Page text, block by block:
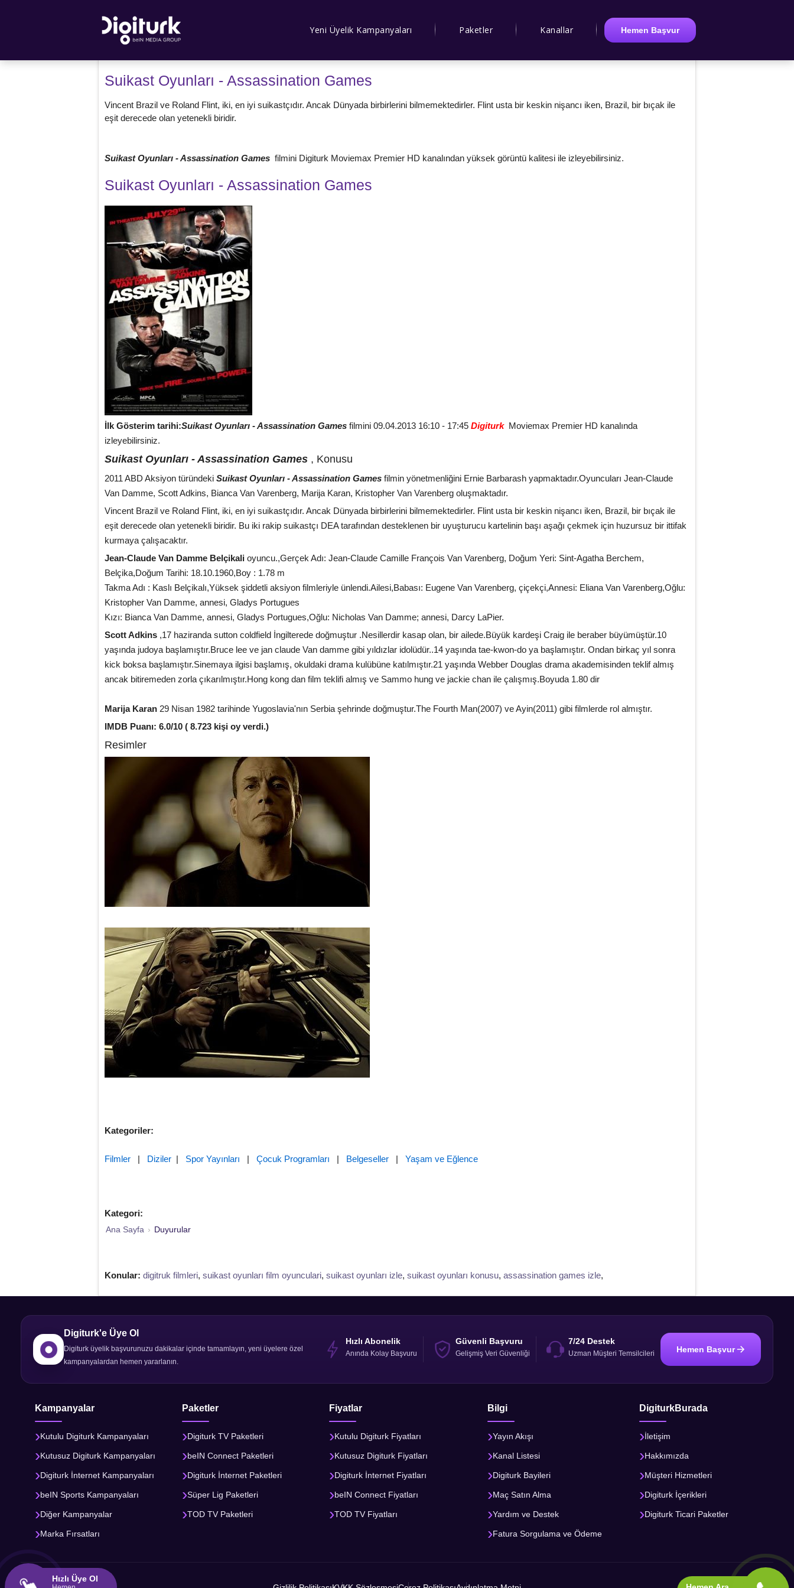
Yeni Üyelik Kampanyaları Paketler Kanallar Hemen Başvur
Suikast Oyunları - Assassination Games
Vincent Brazil ve Roland Flint, iki, en iyi suikastçıdır. Ancak Dünyada birbirlerini bilmemektedirler. Flint usta bir keskin nişancı iken, Brazil, bir bıçak ile
eşit derecede olan yetenekli biridir.
Suikast Oyunları - Assassination Games filmini Digiturk Moviemax Premier HD kanalından yüksek görüntü kalitesi ile izleyebilirsiniz.
Suikast Oyunları - Assassination Games
İlk Gösterim tarihi:Suikast Oyunları - Assassination Games filmini 09.04.2013 16:10 - 17:45 DigiturkMoviemax Premier HD kanalında
izleyebilirsiniz.
Suikast Oyunları - Assassination Games , Konusu
2011 ABD Aksiyon türündeki Suikast Oyunları - Assassination Games filmin yönetmenliğini Ernie Barbarash yapmaktadır.Oyuncuları Jean-Claude
Van Damme, Scott Adkins, Bianca Van Varenberg, Marija Karan, Kristopher Van Varenberg oluşmaktadır.
Vincent Brazil ve Roland Flint, iki, en iyi suikastçıdır. Ancak Dünyada birbirlerini bilmemektedirler. Flint usta bir keskin nişancı iken, Brazil, bir bıçak ile
eşit derecede olan yetenekli biridir. Bu iki rakip suikastçı DEA tarafından desteklenen bir uyuşturucu kartelinin başı aşağı çekmek için huzursuz bir ittifak
kurmaya çalışacaktır.
Jean-Claude Van Damme Belçikali oyuncu.,Gerçek Adı: Jean-Claude Camille François Van Varenberg, Doğum Yeri: Sint-Agatha Berchem,
Belçika,Doğum Tarihi: 18.10.1960,Boy : 1.78 m
Takma Adı : Kaslı Belçikalı,Yüksek şiddetli aksiyon filmleriyle ünlendi.Ailesi,Babası: Eugene Van Varenberg, çiçekçi,Annesi: Eliana Van Varenberg,Oğlu:
Kristopher Van Damme, annesi, Gladys Portugues
Kızı: Bianca Van Damme, annesi, Gladys Portugues,Oğlu: Nicholas Van Damme; annesi, Darcy LaPier.
Scott Adkins ,17 haziranda sutton coldfield İngilterede doğmuştur .Nesillerdir kasap olan, bir ailede.Büyük kardeşi Craig ile beraber büyümüştür.10
yaşında judoya başlamıştır.Bruce lee ve jan claude Van damme gibi yıldızlar idolüdür..14 yaşında tae-kwon-do ya başlamıştır. Ondan birkaç yıl sonra
kick boksa başlamıştır.Sinemaya ilgisi başlamış, okuldaki drama kulübüne katılmıştır.21 yaşında Webber Douglas drama akademisinden teklif almış
ancak bitiremeden zorla çıkarılmıştır.Hong kong dan film teklifi almış ve Sammo hung ve jackie chan ile çalışmış.Boyuda 1.80 dir
Marija Karan 29 Nisan 1982 tarihinde Yugoslavia'nın Serbia şehrinde doğmuştur.The Fourth Man(2007) ve Ayin(2011) gibi filmlerde rol almıştır.
IMDB Puanı: 6.0/10 ( 8.723 kişi oy verdi.)
Resimler
Kategoriler:
Filmler | Diziler | Spor Yayınları | Çocuk Programları | Belgeseller | Yaşam ve Eğlence
Kategori:
Ana Sayfa › Duyurular
Konular: digitruk filmleri, suikast oyunları film oyunculari, suikast oyunları izle, suikast oyunları konusu, assassination games izle,
Digiturk'e Üye Ol
Digiturk üyelik başvurunuzu dakikalar içinde tamamlayın, yeni üyelere özel
kampanyalardan hemen yararlanın.
Hızlı Abonelik
Anında Kolay Başvuru
Güvenli Başvuru
Gelişmiş Veri Güvenliği
7/24 Destek
Uzman Müşteri Temsilcileri Hemen Başvur
Kampanyalar
Kutulu Digiturk Kampanyaları
Kutusuz Digiturk Kampanyaları
Digiturk İnternet Kampanyaları
beIN Sports Kampanyaları
Diğer Kampanyalar
Marka Fırsatları
Paketler
Digiturk TV Paketleri
beIN Connect Paketleri
Digiturk İnternet Paketleri
Süper Lig Paketleri
TOD TV Paketleri
Fiyatlar
Kutulu Digiturk Fiyatları
Kutusuz Digiturk Fiyatları
Digiturk İnternet Fiyatları
beIN Connect Fiyatları
TOD TV Fiyatları
Bilgi
Yayın Akışı
Kanal Listesi
Digiturk Bayileri
Maç Satın Alma
Yardım ve Destek
Fatura Sorgulama ve Ödeme
DigiturkBurada
İletişim
Hakkımızda
Müşteri Hizmetleri
Digiturk İçerikleri
Digiturk Ticari Paketler
Hızlı Üye Ol